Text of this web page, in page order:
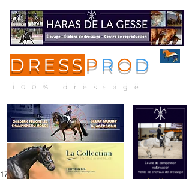
DRESS P R O D
100% dressage
17 nov. 2021